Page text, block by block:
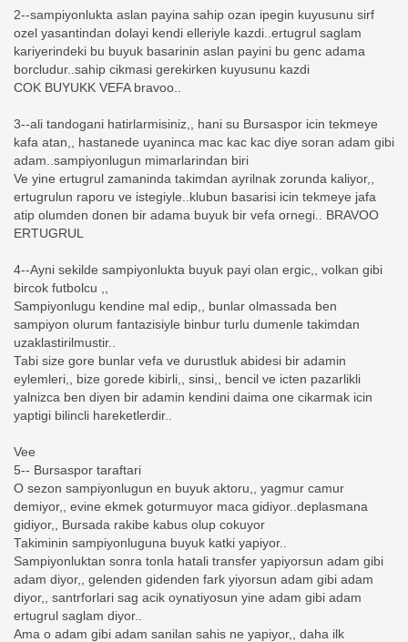
2--sampiyonlukta aslan payina sahip ozan ipegin kuyusunu sirf
ozel yasantindan dolayi kendi elleriyle kazdi..ertugrul saglam
kariyerindeki bu buyuk basarinin aslan payini bu genc adama
borcludur..sahip cikmasi gerekirken kuyusunu kazdi
COK BUYUKK VEFA bravoo..
3--ali tandogani hatirlarmisiniz,, hani su Bursaspor icin tekmeye
kafa atan,, hastanede uyaninca mac kac kac diye soran adam gibi
adam..sampiyonlugun mimarlarindan biri
Ve yine ertugrul zamaninda takimdan ayrilnak zorunda kaliyor,,
ertugrulun raporu ve istegiyle..klubun basarisi icin tekmeye jafa
atip olumden donen bir adama buyuk bir vefa ornegi.. BRAVOO
ERTUGRUL
4--Ayni sekilde sampiyonlukta buyuk payi olan ergic,, volkan gibi
bircok futbolcu ,,
Sampiyonlugu kendine mal edip,, bunlar olmassada ben
sampiyon olurum fantazisiyle binbur turlu dumenle takimdan
uzaklastirilmustir..
Tabi size gore bunlar vefa ve durustluk abidesi bir adamin
eylemleri,, bize gorede kibirli,, sinsi,, bencil ve icten pazarlikli
yalnizca ben diyen bir adamin kendini daima one cikarmak icin
yaptigi bilincli hareketlerdir..
Vee
5-- Bursaspor taraftari
O sezon sampiyonlugun en buyuk aktoru,, yagmur camur
demiyor,, evine ekmek goturmuyor maca gidiyor..deplasmana
gidiyor,, Bursada rakibe kabus olup cokuyor
Takiminin sampiyonluguna buyuk katki yapiyor..
Sampiyonluktan sonra tonla hatali transfer yapiyorsun adam gibi
adam diyor,, gelenden gidenden fark yiyorsun adam gibi adam
diyor,, santrforlari sag acik oynatiyosun yine adam gibi adam
ertugrul saglam diyor..
Ama o adam gibi adam sanilan sahis ne yapiyor,, daha ilk